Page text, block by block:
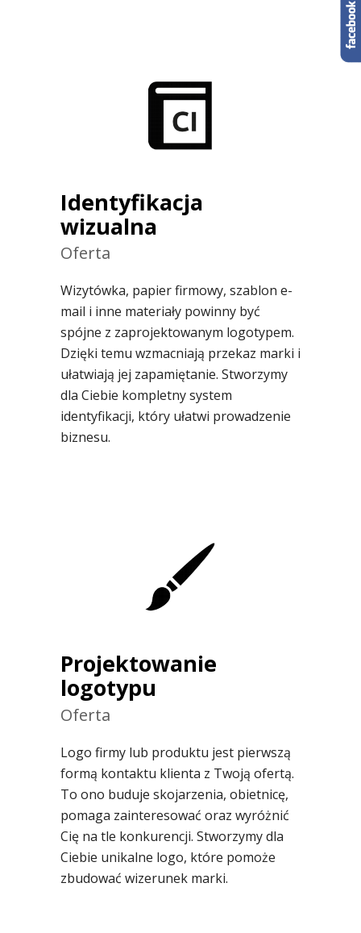
Identyfikacja
wizualna
Oferta
Wizytówka, papier firmowy, szablon e-
mail i inne materiały powinny być
spójne z zaprojektowanym logotypem.
Dzięki temu wzmacniają przekaz marki i
ułatwiają jej zapamiętanie. Stworzymy
dla Ciebie kompletny system
identyfikacji, który ułatwi prowadzenie
biznesu.
Projektowanie
logotypu
Oferta
Logo firmy lub produktu jest pierwszą
formą kontaktu klienta z Twoją ofertą.
To ono buduje skojarzenia, obietnicę,
pomaga zainteresować oraz wyróżnić
Cię na tle konkurencji. Stworzymy dla
Ciebie unikalne logo, które pomoże
zbudować wizerunek marki.